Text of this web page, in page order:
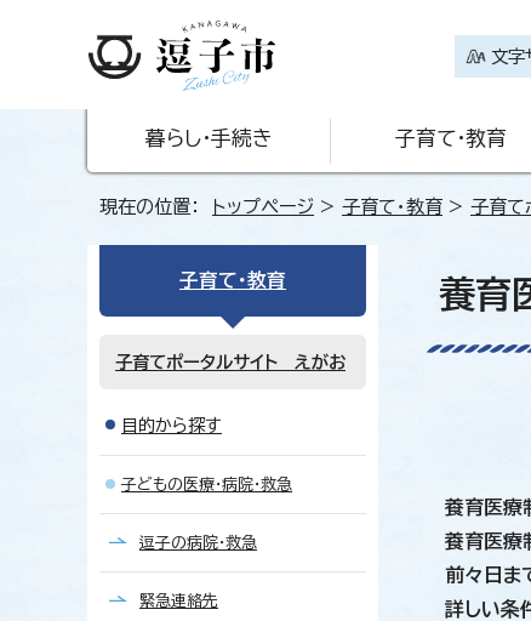
文字
暮らし・手続き 子育て・教育
現在の位置： トップページ > 子育て・教育 > 子育て
養育
養育医療
養育医療
前々日ま
詳しい条
子育て・教育
子育てポータルサイト えがお
目的から探す
子どもの医療・病院・救急
逗子の病院・救急
緊急連絡先